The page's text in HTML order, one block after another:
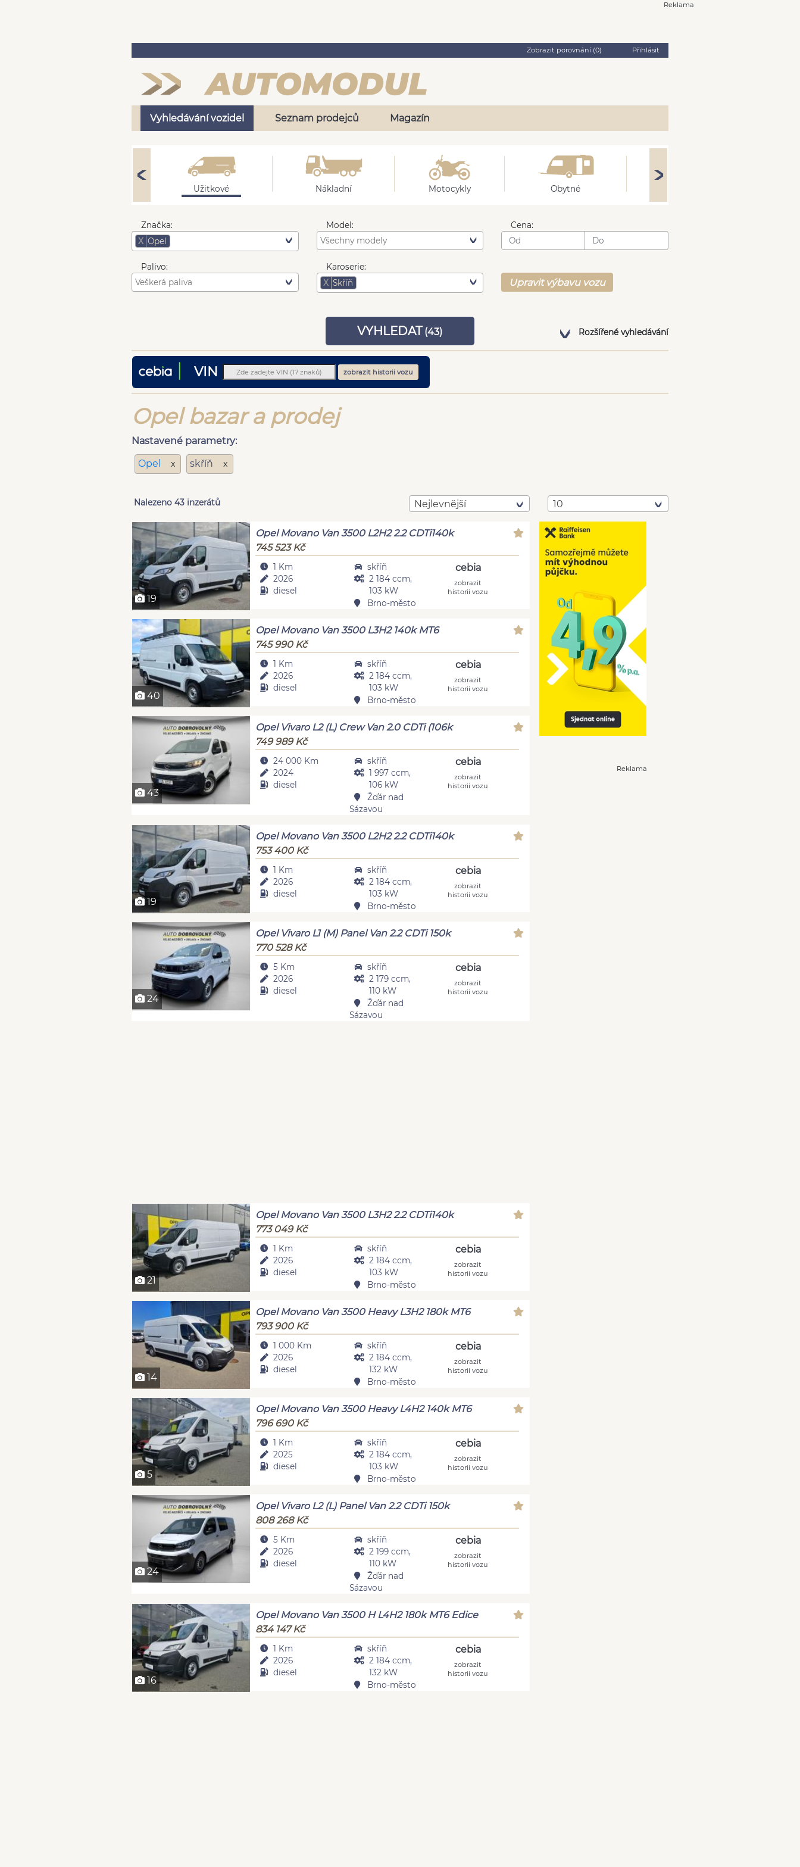
Reklama
Zobrazit porovnání (0) Přihlásit
Vyhledávání vozidel Seznam prodejců Magazín
Užitkové Nákladní Motocykly Obytné
Značka:
X Opel
Model: Cena:
Palivo:
Karoserie:
X Skříň Upravit výbavu vozu
VYHLEDAT (43) Rozšířené vyhledávání
VIN zobrazit historii vozu
Opel bazar a prodej
Nastavené parametry:
Opel
x skříň x
Nalezeno 43 inzerátů Nejlevnější 10
19
Opel Movano Van 3500 L2H2 2.2 CDTi140k
745 523 Kč
1 Km
2026
diesel
skříň
2 184 ccm,
103 kW
Brno-město
cebia
zobrazit
historii vozu
40
Opel Movano Van 3500 L3H2 140k MT6
745 990 Kč
1 Km
2026
diesel
skříň
2 184 ccm,
103 kW
Brno-město
cebia
zobrazit
historii vozu
43
Opel Vivaro L2 (L) Crew Van 2.0 CDTi (106k
749 989 Kč
24 000 Km
2024
diesel
skříň
1 997 ccm,
106 kW
Žďár nad
Sázavou
cebia
zobrazit
historii vozu
19
Opel Movano Van 3500 L2H2 2.2 CDTi140k
753 400 Kč
1 Km
2026
diesel
skříň
2 184 ccm,
103 kW
Brno-město
cebia
zobrazit
historii vozu
24
Opel Vivaro L1 (M) Panel Van 2.2 CDTi 150k
770 528 Kč
5 Km
2026
diesel
skříň
2 179 ccm,
110 kW
Žďár nad
Sázavou
cebia
zobrazit
historii vozu
21
Opel Movano Van 3500 L3H2 2.2 CDTi140k
773 049 Kč
1 Km
2026
diesel
skříň
2 184 ccm,
103 kW
Brno-město
cebia
zobrazit
historii vozu
14
Opel Movano Van 3500 Heavy L3H2 180k MT6
793 900 Kč
1 000 Km
2026
diesel
skříň
2 184 ccm,
132 kW
Brno-město
cebia
zobrazit
historii vozu
5
Opel Movano Van 3500 Heavy L4H2 140k MT6
796 690 Kč
1 Km
2025
diesel
skříň
2 184 ccm,
103 kW
Brno-město
cebia
zobrazit
historii vozu
24
Opel Vivaro L2 (L) Panel Van 2.2 CDTi 150k
808 268 Kč
5 Km
2026
diesel
skříň
2 199 ccm,
110 kW
Žďár nad
Sázavou
cebia
zobrazit
historii vozu
16
Opel Movano Van 3500 H L4H2 180k MT6 Edice
834 147 Kč
1 Km
2026
diesel
skříň
2 184 ccm,
132 kW
Brno-město
cebia
zobrazit
historii vozu
Reklama